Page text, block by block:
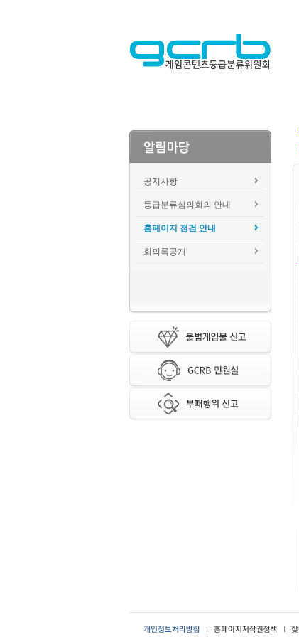
공지사항
등급분류심의회의 안내
홈페이지 점검 안내
회의록공개